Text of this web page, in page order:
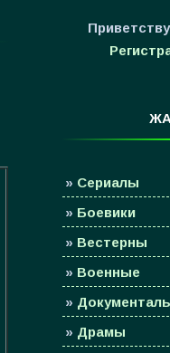
» Сериалы
» Боевики
» Вестерны
» Военные
»
» Драмы